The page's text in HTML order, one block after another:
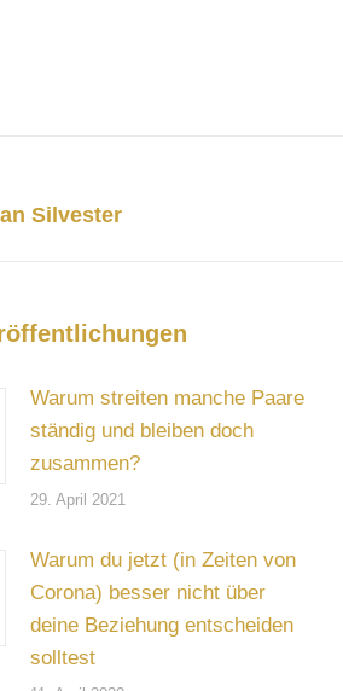
Silvester
Warum streiten manche Paare
ständig und bleiben doch
zusammen?
29. April 2021
Warum du jetzt (in Zeiten von
Corona) besser nicht über
deine Beziehung entscheiden
solltest